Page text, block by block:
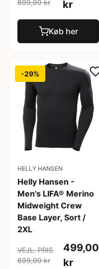
899,00 kr kr
Køb her
-29%
HELLY HANSEN
Helly Hansen -
Men's LIFA® Merino
Midweight Crew
Base Layer, Sort /
2XL
VEJL. PRIS
699,00 kr
499,00
kr